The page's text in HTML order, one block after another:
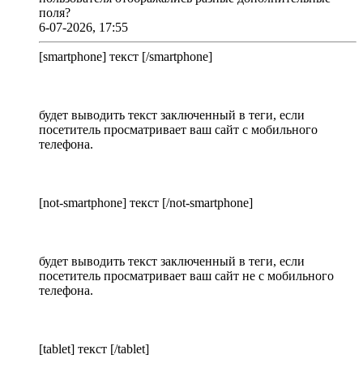
поля?
6-07-2026, 17:55
[smartphone] текст [/smartphone]
будет выводить текст заключенный в теги, если
посетитель просматривает ваш сайт с мобильного
телефона.
[not-smartphone] текст [/not-smartphone]
будет выводить текст заключенный в теги, если
посетитель просматривает ваш сайт не с мобильного
телефона.
[tablet] текст [/tablet]